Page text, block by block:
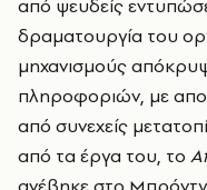
από ψευδείς
δραματουργία του
μηχανισμούς
πληροφοριών, με
από συνεχείς
από τα έργα του, το